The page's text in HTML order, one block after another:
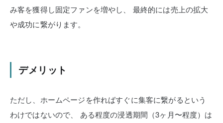
み客を獲得し固定ファンを増やし、
最終的には売上の拡大
や成功に繋がります。
デメリット
ただし、ホームページを作ればすぐに集客に繋がるという
わけではないので、
ある程度の浸透期間（3ヶ月〜程度）は